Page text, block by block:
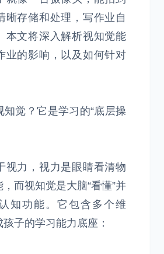
晰存储和处理，写作业自
本文将深入解析视知觉能
业的影响，以及如何针对
知觉？它是学习的“底层操
视力，视力是眼睛看清物
而视知觉是大脑“看懂”并
知功能。它包含多个维
子的学习能力底座：